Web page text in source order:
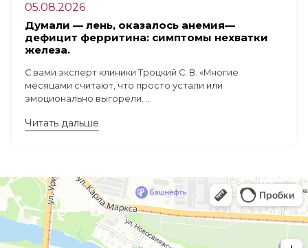
05.08.2026
Думали — лень, оказалось анемия—
дефицит ферритина: симптомы нехватки
железа.
С вами эксперт клиники Троцкий С. В. «Многие
месяцами считают, что просто устали или
эмоционально выгорели. ...
Читать дальше